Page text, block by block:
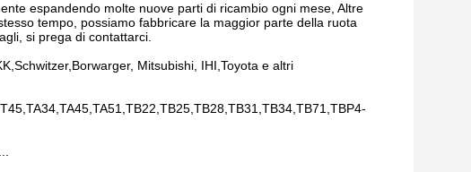
espandendo molte nuove parti di ricambio ogni mese, Altre
tempo, possiamo fabbricare la maggior parte della ruota
si prega di contattarci.
Mitsubishi, IHI,Toyota e altri